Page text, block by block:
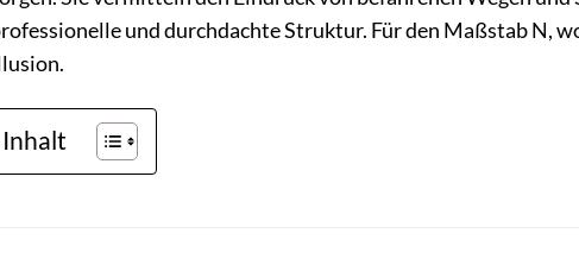
und durchdachte Struktur. Für den Maßstab N,
Inhalt